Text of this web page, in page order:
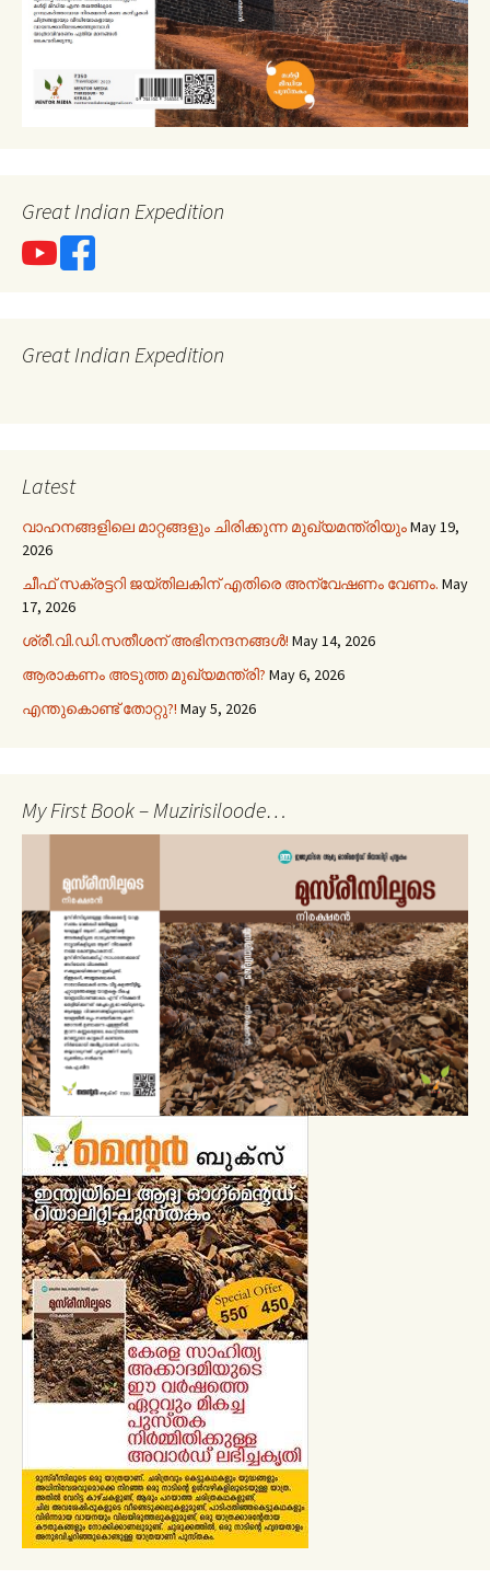
Great Indian Expedition
Great Indian Expedition
Latest
വാഹനങ്ങളിലെ മാറ്റങ്ങളും ചിരിക്കുന്ന മുഖ്യമന്ത്രിയുംMay 19,
2026
ചീഫ് സക്രട്ടറി ജയ്തിലകിന് എതിരെ അന്വേഷണം വേണം. May
17, 2026
ശ്രീ.വി.ഡി.സതീശന് അഭിനന്ദനങ്ങൾ! May 14, 2026
ആരാകണം അടുത്ത മുഖ്യമന്ത്രി? May 6, 2026
എന്തുകൊണ്ട് തോറ്റു?! May 5, 2026
My First Book – Muzirisiloode…